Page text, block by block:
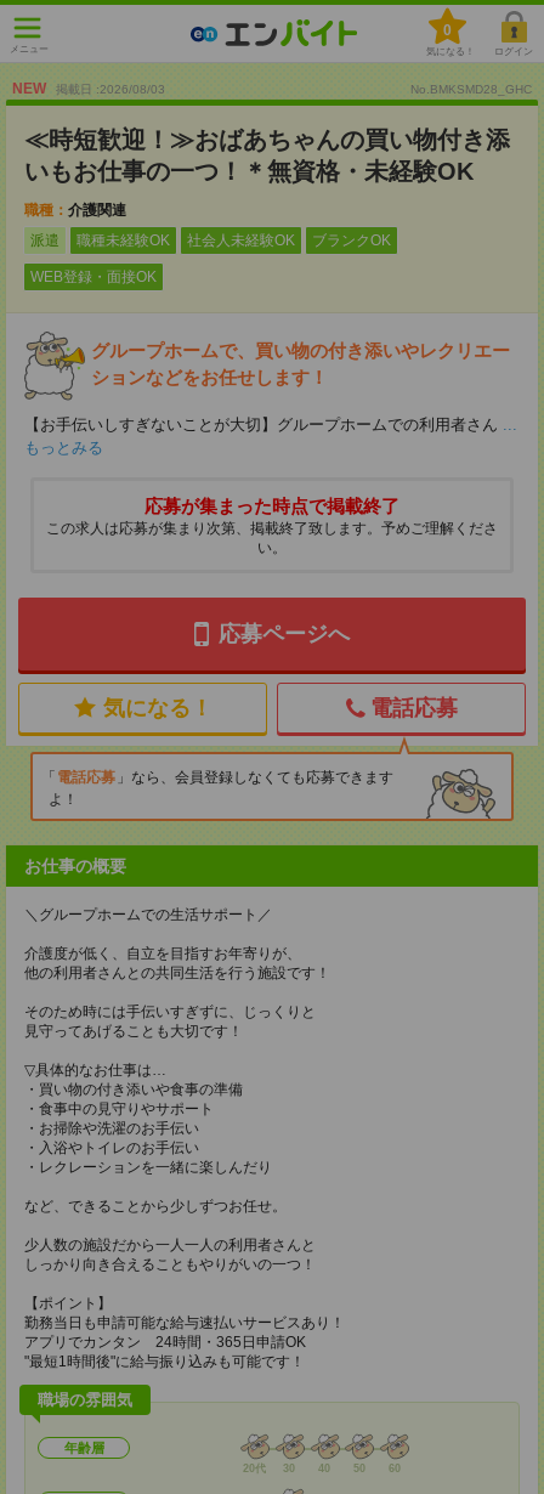
メニュー
0
気になる！ ログイン
NEW 掲載日 :2026/08/03 No.BMKSMD28_GHC
≪時短歓迎！≫おばあちゃんの買い物付き添
いもお仕事の一つ！＊無資格・未経験OK
職種： 介護関連
派遣
職種未経験OK 社会人未経験OK ブランクOK
WEB登録・面接OK
グループホームで、買い物の付き添いやレクリエー
ションなどをお任せします！
【お手伝いしすぎないことが大切】グループホームでの利用者さん ...
もっとみる
応募が集まった時点で掲載終了
この求人は応募が集まり次第、掲載終了致します。予めご理解くださ
い。
応募ページへ
気になる！ 電話応募
電話応募
なら、会員登録しなくても応募できます
よ！
お仕事の概要
＼グループホームでの生活サポート／
介護度が低く、自立を目指すお年寄りが、
他の利用者さんとの共同生活を行う施設です！
そのため時には手伝いすぎずに、じっくりと
見守ってあげることも大切です！
▽具体的なお仕事は…
・買い物の付き添いや食事の準備
・食事中の見守りやサポート
・お掃除や洗濯のお手伝い
・入浴やトイレのお手伝い
・レクレーションを一緒に楽しんだり
など、できることから少しずつお任せ。
少人数の施設だから一人一人の利用者さんと
しっかり向き合えることもやりがいの一つ！
【ポイント】
勤務当日も申請可能な給与速払いサービスあり！
アプリでカンタン 24時間・365日申請OK
"最短1時間後"に給与振り込みも可能です！
職場の雰囲気
年齢層
20代 30 40 50 60